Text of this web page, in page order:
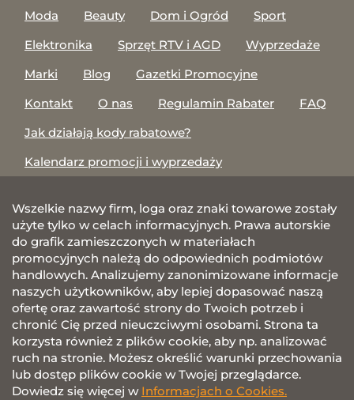
Moda Beauty Dom i Ogród
Sport
Elektronika
Sprzęt RTV i AGD
Wyprzedaże
Marki
Blog
Gazetki Promocyjne
Kontakt
O nas Regulamin Rabater
FAQ
Jak działają kody rabatowe?
Kalendarz promocji i wyprzedaży
Wszelkie nazwy firm, loga oraz znaki towarowe zostały
użyte tylko w celach informacyjnych. Prawa autorskie
do grafik zamieszczonych w materiałach
promocyjnych należą do odpowiednich podmiotów
handlowych. Analizujemy zanonimizowane informacje
naszych użytkowników, aby lepiej dopasować naszą
ofertę oraz zawartość strony do Twoich potrzeb i
chronić Cię przed nieuczciwymi osobami. Strona ta
korzysta również z plików cookie, aby np. analizować
ruch na stronie. Możesz określić warunki przechowania
lub dostęp plików cookie w Twojej przeglądarce.
Dowiedz się więcej w Informacjach o Cookies.